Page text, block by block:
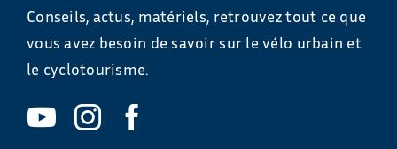
Conseils, actus, matériels, retrouvez tout ce que
vous avez besoin de savoir sur le vélo urbain et
le cyclotourisme.